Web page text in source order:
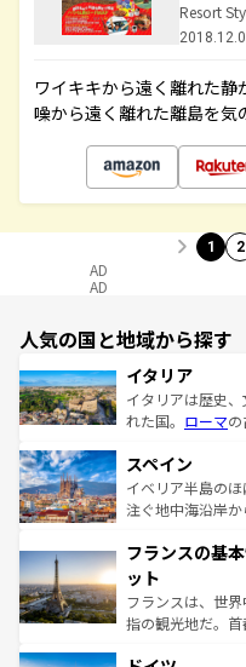
Resort
ワイキキから遠く離れた静
噪から遠く離れた離島を気
1 2
AD
AD
人気の国と地域から探す
イタリア
イタリアは歴史
れた国。 ローマ
ろん、トスカー
景など、自然景
ピザやパスタな
ませてくれるイ
なお、新着のイタ
しい。
スペイン
イベリア半島の
注ぐ地中海沿岸
文化が根付くこ
れる闘牛、そし
る。首都マドリ
アートに溢れた
せる。地方によ
フランスの基
ット
フランスは、世
指の観光地だ。